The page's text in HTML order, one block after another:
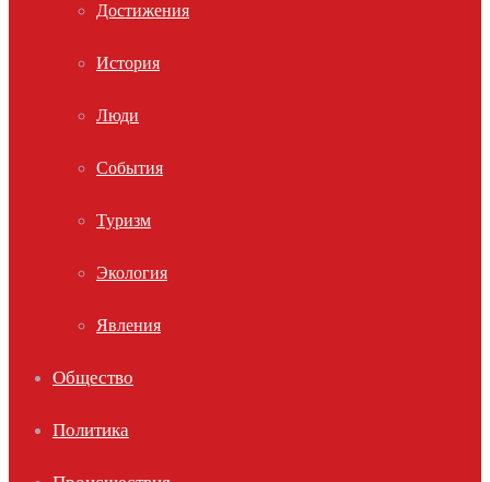
Достижения
История
Люди
События
Туризм
Экология
Явления
Общество
Политика